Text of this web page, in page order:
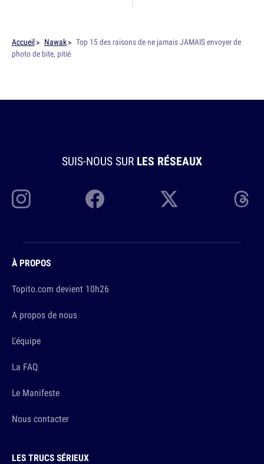
Accueil Nawak
Top 15 des raisons de ne jamais JAMAIS envoyer de
photo de bite, pitié
SUIS-NOUS SUR LES RÉSEAUX
À PROPOS
Topito.com devient 10h26
A propos de nous
L'équipe
La FAQ
Le Manifeste
Nous contacter
LES TRUCS SÉRIEUX